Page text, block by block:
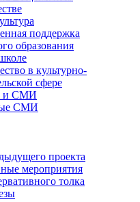
поддержка
образования
в культурно-
сфере
и СМИ
СМИ
проекта
мероприятия
толка